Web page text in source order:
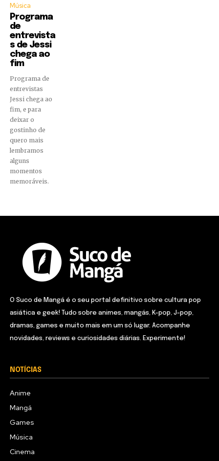
Música
Programa
de
entrevista
s de Jessi
chega ao
fim
Programa de
entrevistas
Jessi chega ao
fim, e para
deixar o
gostinho de
quero mais
lembramos
alguns
momentos
memoráveis.
O Suco de Mangá é o seu portal definitivo sobre cultura pop
asiática e geek! Tudo sobre animes, mangás, K-pop, J-pop,
dramas, games e muito mais em um só lugar. Acompanhe
novidades, reviews e curiosidades diárias. Experimente!
NOTÍCIAS
Anime
Mangá
Games
Música
Cinema